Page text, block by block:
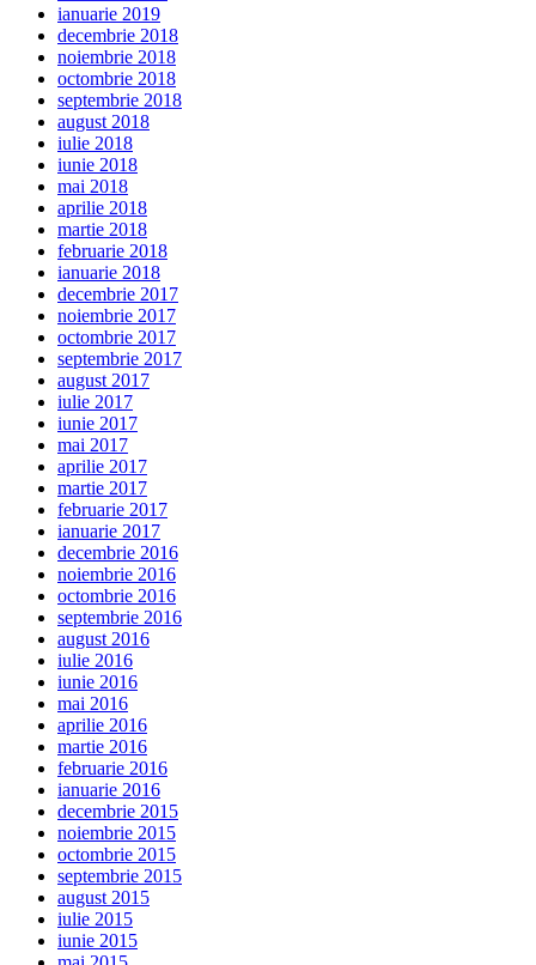
ianuarie 2019
decembrie 2018
noiembrie 2018
octombrie 2018
septembrie 2018
august 2018
iulie 2018
iunie 2018
mai 2018
aprilie 2018
martie 2018
februarie 2018
ianuarie 2018
decembrie 2017
noiembrie 2017
octombrie 2017
septembrie 2017
august 2017
iulie 2017
iunie 2017
mai 2017
aprilie 2017
martie 2017
februarie 2017
ianuarie 2017
decembrie 2016
noiembrie 2016
octombrie 2016
septembrie 2016
august 2016
iulie 2016
iunie 2016
mai 2016
aprilie 2016
martie 2016
februarie 2016
ianuarie 2016
decembrie 2015
noiembrie 2015
octombrie 2015
septembrie 2015
august 2015
iulie 2015
iunie 2015